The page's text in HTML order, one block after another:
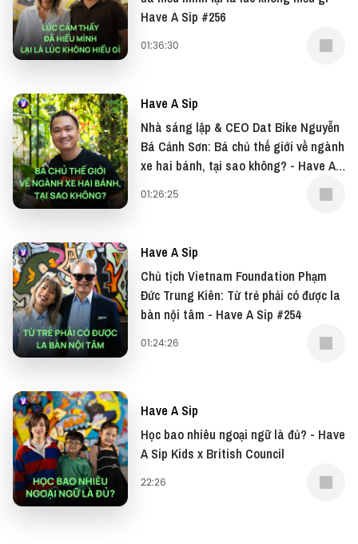
Và đọc những bài viết thú vị tại website: Vietcetera
Hãy cùng Panasonic trở thành một phần của Gen G
- Green Generation và tham gia chiến dịch “Cùng
Gen G sống xanh đi - Sống xanh giảm nhanh
carbon” tại:
https://www.panasonic.com/vn/corporate/
—
Nếu có bất cứ góp ý, phản hồi hay mong muốn hợp
tác, bạn có thể gửi email về địa chỉ
Yêu thích tập podcast này, bạn có thể donate cho
Have A Sip tại:
● Patreon:https://www.patreon.com/vietcetera
● Buy me a coffee:
https://www.buymeacoffee.com/vietcetera
Have A Sip #256
01:36:30
Have A Sip
Nhà sáng lập & CEO Dat Bike Nguyễn
Bá Cảnh Sơn: Bá chủ thế giới về ngành
xe hai bánh, tại sao không? - Have A
01:26:25
Have A Sip
Chủ tịch Vietnam Foundation Phạm
Đức Trung Kiên: Từ trẻ phải có được la
bàn nội tâm - Have A Sip #254
01:24:26
Have A Sip
Học bao nhiêu ngoại ngữ là đủ? - Have
A Sip Kids x British Council
22:26